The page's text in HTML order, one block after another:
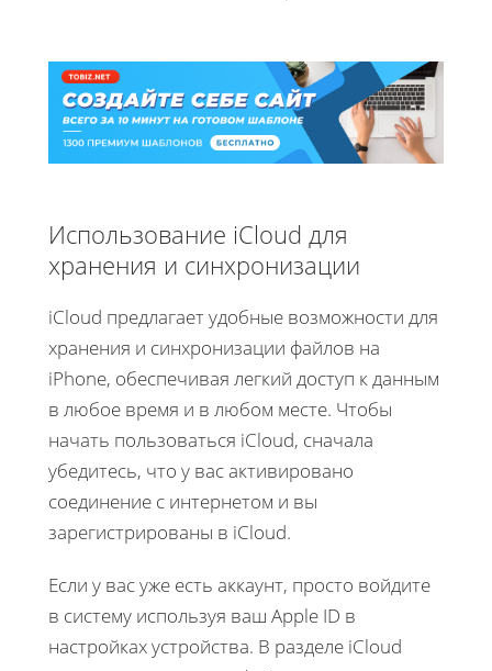
Использование iCloud для
хранения и синхронизации
iCloud предлагает удобные возможности для
хранения и синхронизации файлов на
iPhone, обеспечивая легкий доступ к данным
в любое время и в любом месте. Чтобы
начать пользоваться iCloud, сначала
убедитесь, что у вас активировано
соединение с интернетом и вы
зарегистрированы в iCloud.
Если у вас уже есть аккаунт, просто войдите
в систему используя ваш Apple ID в
настройках устройства. В разделе iCloud